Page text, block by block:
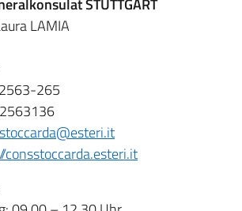
STUTTGART
LAMIA
265
consstoccarda.esteri.it